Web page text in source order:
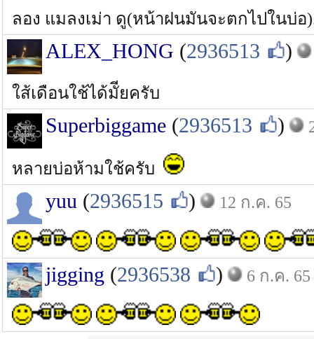
ลอง แมลงเม่า ดู(หน้าฝนมันจะตกไปในบ่อ
ALEX_HONG (2936513 )
ใส้เดือนใช้ได้มัียครับ
Superbiggame (2936513 )
หลายบ่อห้ามใช้ครับ
yuu (2936515 ) 12 ก.ค. 65
jigging (2936538 ) 6 ก.ค. 65